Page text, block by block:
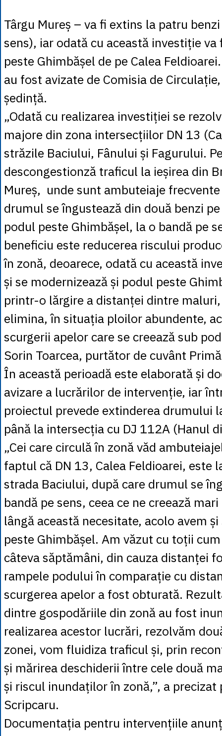
1 TRY = 0.1141
1 XDR = 5.9383
1 ZAR = 0.2318
Târgu Mureș – va fi extins la patru
sens), iar odată cu această investiție
peste Ghimbășel de pe Calea
au fost avizate de Comisia de
ședință.
„Odată cu realizarea investiției se
majore din zona intersecțiilor DN 13
străzile Baciului, Fânului și Fagurului.
descongestionză traficul la ieșirea din
Mureș, unde sunt ambuteiaje
drumul se îngustează din două benzi
podul peste Ghimbășel, la o bandă pe
beneficiu este reducerea riscului
în zonă, deoarece, odată cu această
și se modernizează și podul peste
printr-o lărgire a distanței dintre maluri,
elimina, în situația ploilor abundente,
scurgerii apelor care se creează sub
Sorin Toarcea, purtător de cuvânt
În această perioadă este elaborată și
avizare a lucrărilor de intervenție, iar
proiectul prevede extinderea drumului
până la intersecția cu DJ 112A (Hanul
„Cei care circulă în zonă văd
faptul că DN 13, Calea Feldioarei, este
strada Baciului, după care drumul se
bandă pe sens, ceea ce ne creează
lângă această necesitate, acolo avem
peste Ghimbășel. Am văzut cu toții
câteva săptămâni, din cauza distanței
rampele podului în comparație cu
scurgerea apelor a fost obturată.
dintre gospodăriile din zonă au fost
realizarea acestor lucrări, rezolvăm
zonei, vom fluidiza traficul și, prin
și mărirea deschiderii între cele două
și riscul inundaților în zonă,”, a precizat
Scripcaru.
Documentația pentru intervențiile